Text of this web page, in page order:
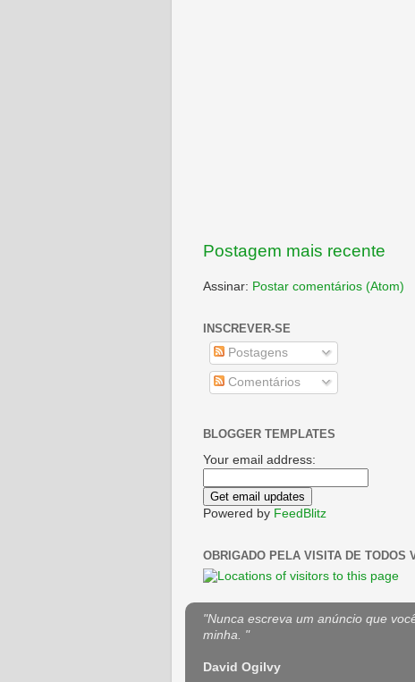
Postagem mais recente
Assinar: Postar comentários (Atom)
INSCREVER-SE
Postagens
Comentários
BLOGGER TEMPLATES
Your email address:
Powered by FeedBlitz
OBRIGADO PELA VISITA DE TODOS
"Nunca escreva um anúncio que
minha. "
David Ogilvy